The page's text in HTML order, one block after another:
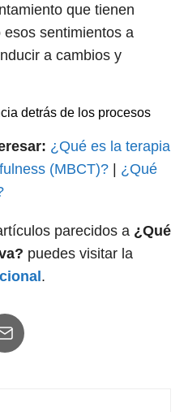
que tienen
sentimientos a
a cambios y
detrás de los procesos
¿Qué es la terapia
(MBCT)?
¿Qué
parecidos a ¿Qué
puedes visitar la
.